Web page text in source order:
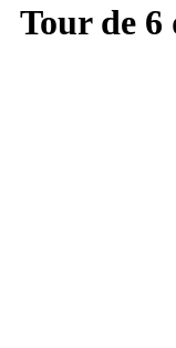
Tour de 6